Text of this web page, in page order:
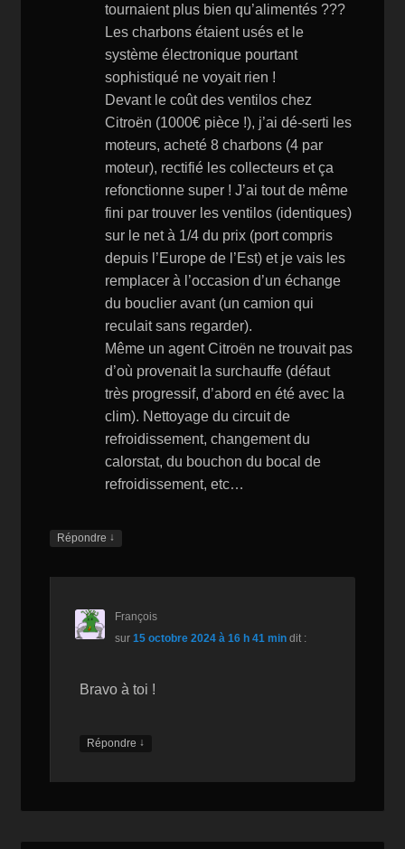
tournaient plus bien qu’alimentés ???
Les charbons étaient usés et le
système électronique pourtant
sophistiqué ne voyait rien !
Devant le coût des ventilos chez
Citroën (1000€ pièce !), j’ai dé-serti les
moteurs, acheté 8 charbons (4 par
moteur), rectifié les collecteurs et ça
refonctionne super ! J’ai tout de même
fini par trouver les ventilos (identiques)
sur le net à 1/4 du prix (port compris
depuis l’Europe de l’Est) et je vais les
remplacer à l’occasion d’un échange
du bouclier avant (un camion qui
reculait sans regarder).
Même un agent Citroën ne trouvait pas
d’où provenait la surchauffe (défaut
très progressif, d’abord en été avec la
clim). Nettoyage du circuit de
refroidissement, changement du
calorstat, du bouchon du bocal de
refroidissement, etc…
Répondre ↓
François
sur 15 octobre 2024 à 16 h 41 min dit :
Bravo à toi !
Répondre ↓